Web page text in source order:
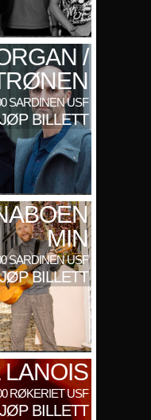
/
SARDINEN USF
BILLETT
MIN
SARDINEN USF
BILLETT
RØKERIET USF
BILLETT